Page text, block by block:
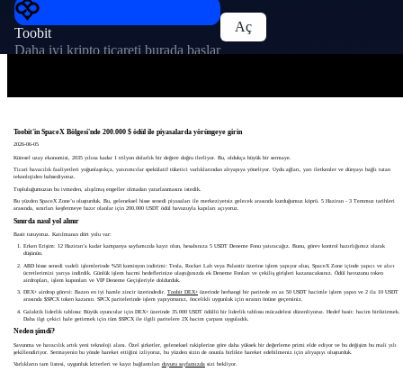
Toobit
Daha iyi kripto ticareti burada başlar
Aç
Toobit'in SpaceX Bölgesi'nde 200.000 $ ödül ile piyasalarda yörüngeye girin
2026-06-05
Küresel uzay ekonomisi, 2035 yılına kadar 1 trilyon dolarlık bir değere doğru ilerliyor. Bu, oldukça büyük bir sermaye.
Ticari havacılık faaliyetleri yoğunlaştıkça, yatırımcılar spekülatif tüketici varlıklarından altyapıya yöneliyor. Uydu ağları, yarı iletkenler ve dünyayı bağlı tutan
teknolojiden bahsediyoruz.
Topluluğumuzun bu ivmeden, alışılmış engeller olmadan yararlanmasını istedik.
Bu yüzden SpaceX Zone’u oluşturduk. Bu, geleneksel hisse senedi piyasaları ile merkeziyetsiz gelecek arasında kurduğumuz köprü. 5 Haziran - 3 Temmuz tarihleri
arasında, sınırları keşfetmeye hazır olanlar için 200.000 USDT ödül havuzuyla kapıları açıyoruz.
Sınırda nasıl yol alınır
Basit tutuyoruz. Katılmanın dört yolu var:
Erken Erişim: 12 Haziran’a kadar kampanya sayfamızda kayıt olun, hesabınıza 5 USDT Deneme Fonu yatıracağız. Bunu, görev kontrol hazırlığımız olarak
düşünün.
ABD hisse senedi vadeli işlemlerinde %50 komisyon indirimi: Tesla, Rocket Lab veya Palantir üzerine işlem yapıyor olun, SpaceX Zone içinde yapıcı ve alıcı
ücretlerimizi yarıya indirdik. Günlük işlem hacmi hedeflerinize ulaştığınızda ek Deneme Fonları ve çekiliş girişleri kazanacaksınız. Ödül havuzunu token
airdropları, işlem kuponları ve VIP Deneme Geçişleriyle doldurduk.
DEX+ airdrop görevi: Bazen en iyi hamle zincir üzerindedir. Toobit DEX+üzerinde herhangi bir paritede en az 50 USDT hacimle işlem yapın ve 2 ila 10 USDT
arasında $SPCX token kazanın. SPCX paritelerinde işlem yapıyorsanız, öncelikli uygunluk için sıranın önüne geçersiniz.
Galaktik liderlik tablosu: Büyük oyuncular için DEX+ üzerinde 35.000 USDT ödüllü bir liderlik tablosu mücadelesi düzenliyoruz. Hedef basit: hacim biriktirmek.
Daha ilgi çekici hale getirmek için tüm $SPCX ile ilgili paritelere 2X hacim çarpanı uyguladık.
Neden şimdi?
Savunma ve havacılık artık yeni teknoloji alanı. Özel şirketler, geleneksel rakiplerine göre daha yüksek bir değerleme primi elde ediyor ve bu değişim bu mali yılı
şekillendiriyor. Sermayenin bu yönde hareket ettiğini izliyoruz, bu yüzden sizin de onunla birlikte hareket edebilmeniz için altyapıyı oluşturduk.
Varlıkların tam listesi, uygunluk kriterleri ve kayıt bağlantıları duyuru sayfamızdasizi bekliyor.